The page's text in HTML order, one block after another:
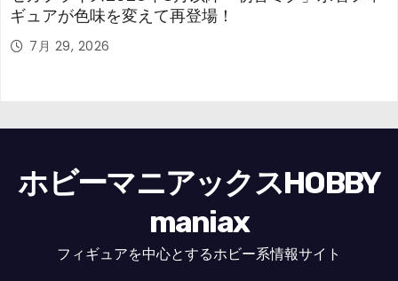
ギュアが色味を変えて再登場！
7月 29, 2026
ホビーマニアックスHOBBY
maniax
フィギュアを中心とするホビー系情報サイト